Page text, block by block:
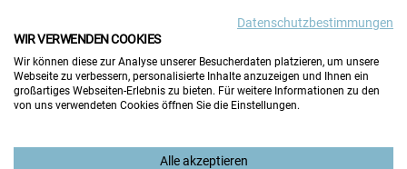
Die Inhalte dieser Seite werden vom
Aussteller selbst gepflegt. Für die Richtigkeit aller
Angaben übernimmt der Veranstalter keine Gewähr.
Hinweis schließen
Datenschutzbestimmungen
WIR VERWENDEN COOKIES
Wir können diese zur Analyse unserer Besucherdaten platzieren, um unsere
Webseite zu verbessern, personalisierte Inhalte anzuzeigen und Ihnen ein
großartiges Webseiten-Erlebnis zu bieten. Für weitere Informationen zu den
von uns verwendeten Cookies öffnen Sie die Einstellungen.
Alle akzeptieren